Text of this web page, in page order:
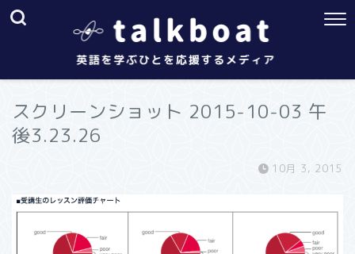
スクリーンショット 2015-10-03 午
後3.23.26
10月 3, 2015